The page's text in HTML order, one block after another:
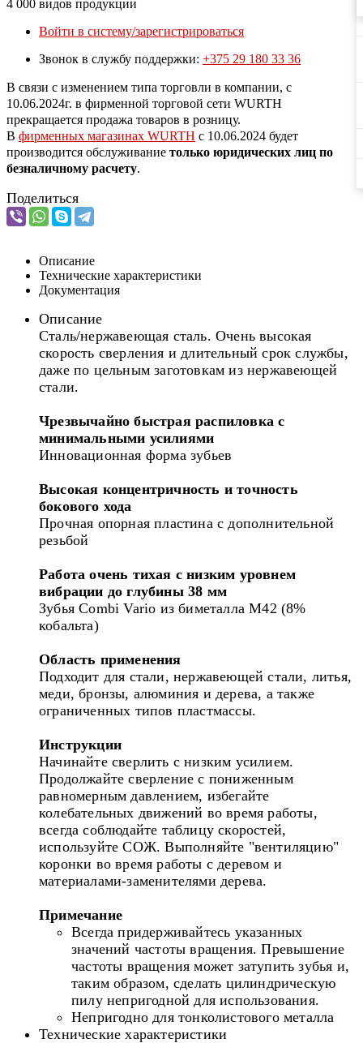
4 000 видов продукции
Войти в систему/зарегистрироваться
Звонок в службу поддержки: +375 29 180 33 36
В связи с изменением типа торговли в компании, с
10.06.2024г. в фирменной торговой сети WURTH
прекращается продажа товаров в розницу.
В фирменных магазинах WURTH c 10.06.2024 будет
производится обслуживание только юридических лиц по
безналичному расчету.
Поделиться
Описание
Технические характеристики
Документация
Описание
Сталь/нержавеющая сталь. Очень высокая
скорость сверления и длительный срок службы,
даже по цельным заготовкам из нержавеющей
стали.
Чрезвычайно быстрая распиловка с
минимальными усилиями
Инновационная форма зубьев
Высокая концентричность и точность
бокового хода
Прочная опорная пластина с дополнительной
резьбой
Работа очень тихая с низким уровнем
вибрации до глубины 38 мм
Зубья Combi Vario из биметалла M42 (8%
кобальта)
Область применения
Подходит для стали, нержавеющей стали, литья,
меди, бронзы, алюминия и дерева, а также
ограниченных типов пластмассы.
Инструкции
Начинайте сверлить с низким усилием.
Продолжайте сверление с пониженным
равномерным давлением, избегайте
колебательных движений во время работы,
всегда соблюдайте таблицу скоростей,
используйте СОЖ. Выполняйте "вентиляцию"
коронки во время работы с деревом и
материалами-заменителями дерева.
Примечание
Всегда придерживайтесь указанных
значений частоты вращения. Превышение
частоты вращения может затупить зубья и,
таким образом, сделать цилиндрическую
пилу непригодной для использования.
Непригодно для тонколистового металла
Технические характеристики